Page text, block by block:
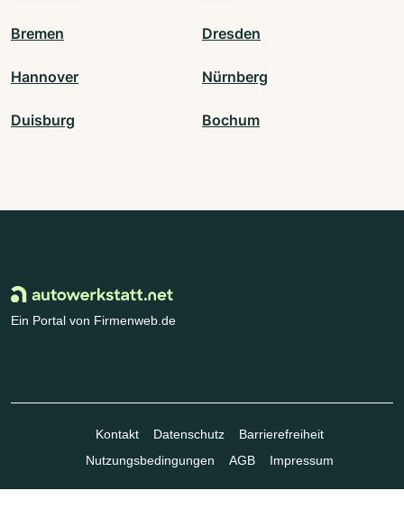
Bremen Dresden
Hannover Nürnberg
Duisburg Bochum
Ein Portal von Firmenweb.de
Kontakt Datenschutz
Barrierefreiheit
Nutzungsbedingungen
AGB Impressum